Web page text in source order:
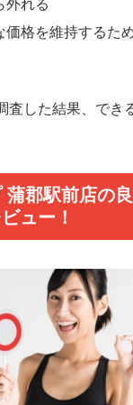
外れる
価格を維持するた
査した結果、でき
郡駅前店の
ュー！